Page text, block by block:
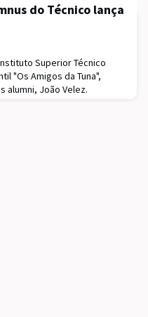
ao falar sobre a falta de
hospitais, como nas
do Instituto
dos quartéis de bombeiros
as portas depois de um
alertou vários
do Técnico lança
Superior Técnico
"Os Amigos da Tuna",
alumni, João Velez.
membro da TUIST